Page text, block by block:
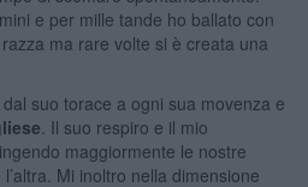
e per mille tande ho ballato con
ma rare volte si è creata una
suo torace a ogni sua movenza e
. Il suo respiro e il mio
maggiormente le nostre
Mi inoltro nella dimensione